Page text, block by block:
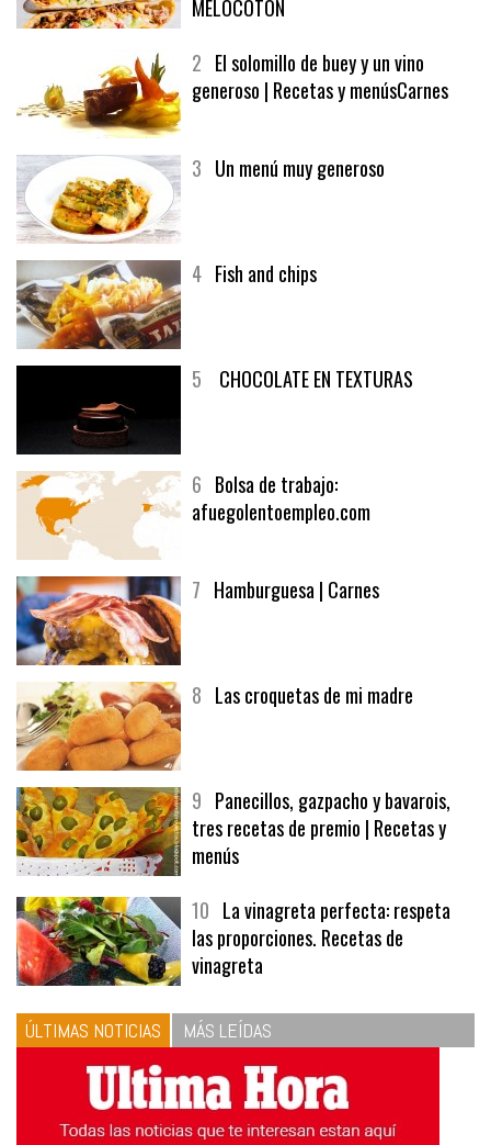
SOFRITO DE TOMATE AL CAFÉ Y
MELOCOTÓN
2El solomillo de buey y un vino
6Bolsa de trabajo:
9Panecillos, gazpacho y bavarois,
tres recetas de premio | Recetas y
menús
10La vinagreta perfecta: respeta
las proporciones. Recetas de
vinagreta
ÚLTIMAS NOTICIAS MÁS LEÍDAS